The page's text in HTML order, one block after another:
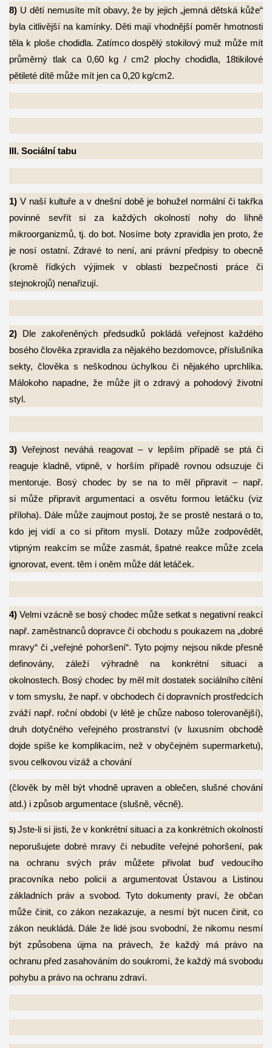
8)U dětí nemusíte mít obavy, že by jejich „jemná dětská kůže“
byla citlivější na kamínky. Děti mají vhodnější poměr hmotnosti
těla k ploše chodidla. Zatímco dospělý stokilový muž může mít
průměrný tlak ca 0,60 kg / cm2 plochy chodidla, 18tikilové
pětileté dítě může mít jen ca 0,20 kg/cm2.
III. Sociální tabu
1)V naší kultuře a v dnešní době je bohužel normální či takřka
povinné sevřít si za každých okolností nohy do líhně
mikroorganizmů, tj. do bot. Nosíme boty zpravidla jen proto, že
je nosí ostatní. Zdravé to není, ani právní předpisy to obecně
(kromě řídkých výjimek v oblasti bezpečnosti práce či
stejnokrojů) nenařizují.
2) Dle zakořeněných předsudků pokládá veřejnost každého
bosého člověka zpravidla za nějakého bezdomovce, příslušníka
sekty, člověka s neškodnou úchylkou či nějakého uprchlíka.
Málokoho napadne, že může jít o zdravý a pohodový životní
styl.
3)Veřejnost neváhá reagovat – v lepším případě se ptá či
reaguje kladně, vtipně, v horším případě rovnou odsuzuje či
mentoruje. Bosý chodec by se na to měl připravit – např.
si může připravit argumentaci a osvětu formou letáčku (viz
příloha). Dále může zaujmout postoj, že se prostě nestará o to,
kdo jej vidí a co si přitom myslí. Dotazy může zodpovědět,
vtipným reakcím se může zasmát, špatné reakce může zcela
ignorovat, event. těm i oněm může dát letáček.
4)Velmi vzácně se bosý chodec může setkat s negativní reakcí
např. zaměstnancůdopravce či obchodu s poukazem na „dobré
mravy“ či „veřejné pohoršení“. Tyto pojmy nejsou nikde přesně
definovány, záleží výhradně na konkrétní situaci a
okolnostech. Bosý chodec by měl mít dostatek sociálního cítění
v tom smyslu, že např. v obchodech či dopravních prostředcích
zváží např. roční období (v létě je chůze naboso tolerovanější),
druh dotyčného veřejného prostranství (v luxusním obchodě
dojde spíše ke komplikacím, než v obyčejném supermarketu),
svou celkovou vizáž a chování
(člověk by měl být vhodně upraven a oblečen, slušné chování
atd.) i způsob argumentace (slušně, věcně).
5)Jste-li si jisti, že v konkrétní situaci a za konkrétních okolností
neporušujete dobré mravy či nebudíte veřejné pohoršení, pak
na ochranu svých práv můžete přivolat buď vedoucího
pracovníka nebo policii a argumentovat Ústavou a Listinou
základních práv a svobod. Tyto dokumenty praví, že občan
může činit, co zákon nezakazuje, a nesmí být nucen činit, co
zákon neukládá. Dále že lidé jsou svobodní, že nikomu nesmí
být způsobena újma na právech, že každý má právo na
ochranu před zasahováním do soukromí, že každý má svobodu
pohybu a právo na ochranu zdraví.